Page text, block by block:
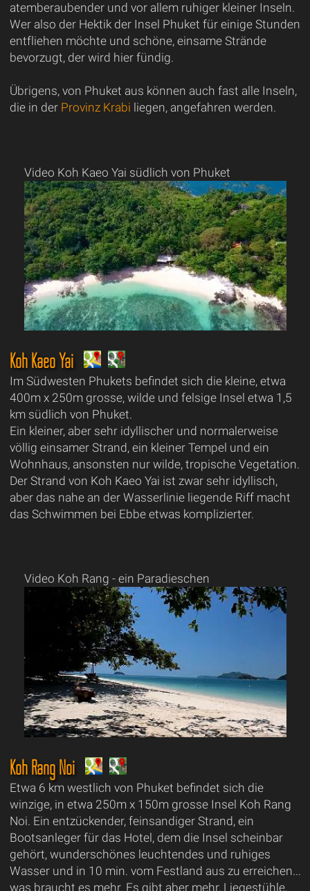
atemberaubender und vor allem ruhiger kleiner Inseln.
Wer also der Hektik der Insel Phuket für einige Stunden
entfliehen möchte und schöne, einsame Strände
bevorzugt, der wird hier fündig.
Übrigens, von Phuket aus können auch fast alle Inseln,
die in der Provinz Krabi liegen, angefahren werden.
Video Koh Kaeo Yai südlich von Phuket
Koh Kaeo Yai
Im Südwesten Phukets befindet sich die kleine, etwa
400m x 250m grosse, wilde und felsige Insel etwa 1,5
km südlich von Phuket.
Ein kleiner, aber sehr idyllischer und normalerweise
völlig einsamer Strand, ein kleiner Tempel und ein
Wohnhaus, ansonsten nur wilde, tropische Vegetation.
Der Strand von Koh Kaeo Yai ist zwar sehr idyllisch,
aber das nahe an der Wasserlinie liegende Riff macht
das Schwimmen bei Ebbe etwas komplizierter.
Video Koh Rang - ein Paradieschen
Koh Rang Noi
Etwa 6 km westlich von Phuket befindet sich die
winzige, in etwa 250m x 150m grosse Insel Koh Rang
Noi. Ein entzückender, feinsandiger Strand, ein
Bootsanleger für das Hotel, dem die Insel scheinbar
gehört, wunderschönes leuchtendes und ruhiges
Wasser und in 10 min. vom Festland aus zu erreichen...
was braucht es mehr. Es gibt aber mehr, Liegestühle,